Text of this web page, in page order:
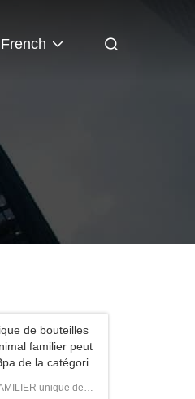
French
de bouteilles
familier peut
de la catégorie
unique de